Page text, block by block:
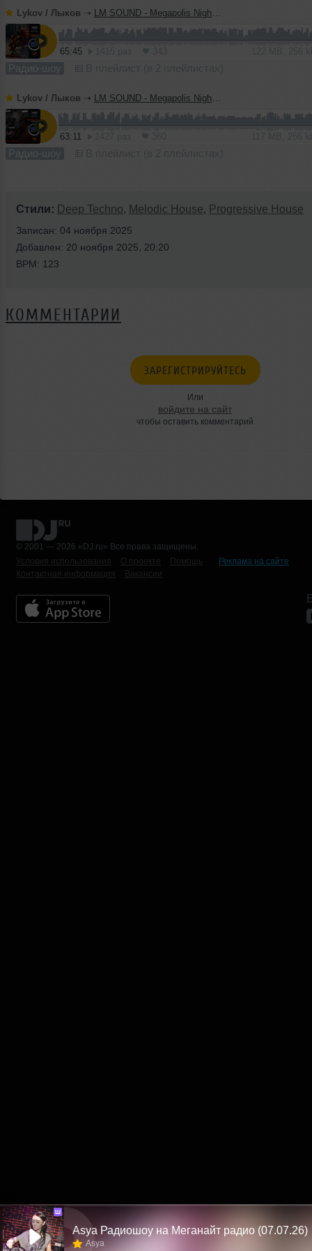
Lykov / Лыков ➝ LM SOUND - Megapolis Night 07.07.2026
65:45
Радио-шоу
Lykov / Лыков ➝ LM SOUND - Megapolis Night 30.06.2026
63:11
Радио-шоу
Стили: Deep Techno, Melodic House, Progressive House
Записан: 04 ноября 2025
Добавлен: 20 ноября 2025, 20:20
BPM: 123
КОММЕНТАРИИ
ЗАРЕГИСТРИРУЙТЕСЬ
Или
войдите на сайт
чтобы оставить комментарий
© 2001 — 2026 «DJ.ru» Все права защищены.
Условия использования
О проекте Помощь
Реклама на сайте
Контактная информация
Вакансии
Ш
Asya Радиошоу на Меганайт радио (07.07.26)
Asya